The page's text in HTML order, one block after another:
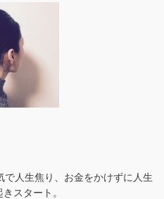
人生焦り、お金をかけずに人生
スタート。